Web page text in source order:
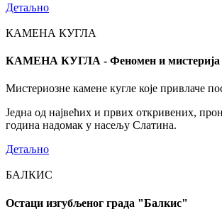
Детаљно
КАМЕНА КУГЛА
КАМЕНА КУГЛА - Феномен и мистерија
Мистериозне камене кугле које привлаче
Једна од највећих и првих откривених,
година надомак у насељу Слатина.
Детаљно
БАЛКИС
Остаци изгубљеног града "Балкис"